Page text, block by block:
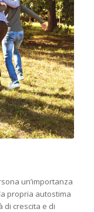
un’importanza
propria autostima
crescita e di